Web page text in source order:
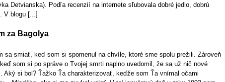
Detvianska). Podľa recenzií na internete sľubovala dobré jedlo, dobrú
V blogu [...]
za Bagolya
sa smiať, keď som si spomenul na chvíle, ktoré sme spolu prežili. Zároveň
som si po správe o Tvojej smrti naplno uvedomil, že sa už nič nové
Aký si bol? Ťažko Ťa charakterizovať, keďže som Ťa vnímal očami